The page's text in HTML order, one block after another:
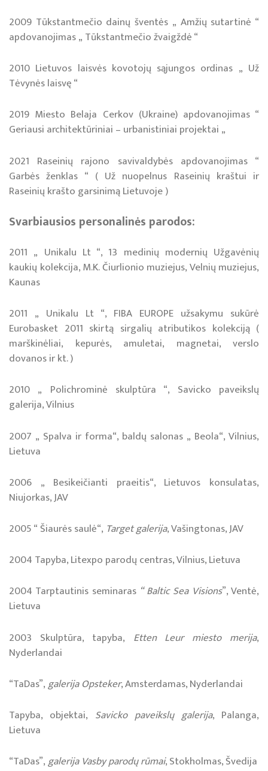
2009 Tūkstantmečio dainų šventės „ Amžių sutartinė “
apdovanojimas „ Tūkstantmečio žvaigždė “
2010 Lietuvos laisvės kovotojų sąjungos ordinas „ Už
Tėvynės laisvę “
2019 Miesto Belaja Cerkov (Ukraine) apdovanojimas “
Geriausi architektūriniai – urbanistiniai projektai „
2021 Raseinių rajono savivaldybės apdovanojimas “
Garbės ženklas “ ( Už nuopelnus Raseinių kraštui ir
Raseinių krašto garsinimą Lietuvoje )
Svar­biau­sios per­so­na­li­nės pa­ro­dos:
2011 „ Unikalu Lt “, 13 medinių modernių Užgavėnių
kaukių kolekcija, M.K. Čiurlionio muziejus, Velnių muziejus,
Kaunas
2011 „ Unikalu Lt “, FIBA EUROPE užsakymu sukūrė
Eurobasket 2011 skirtą sirgalių atributikos kolekciją (
marškinėliai, kepurės, amuletai, magnetai, verslo
dovanos ir kt. )
2010 „ Polichrominė skulptūra “, Savicko paveikslų
galerija, Vilnius
2007 „ Spalva ir forma“, baldų salonas „ Beola“, Vilnius,
Lietuva
2006 „ Besikeičianti praeitis“, Lietuvos konsulatas,
Niujorkas, JAV
2005 “ Šiaurės saulė“, Target galerija, Vašingtonas, JAV
2004 Tapyba, Litexpo parodų centras, Vilnius, Lietuva
2004 Tarptautinis seminaras “ Baltic Sea Visions”, Ventė,
Lietuva
2003 Skulptūra, tapyba, Etten Leur miesto merija,
Nyderlandai
“TaDas”,galerija Opsteker, Amsterdamas, Nyderlandai
Tapyba, objektai, Savicko paveikslų galerija, Palanga,
Lietuva
“TaDas”,galerija Vasby parodų rūmai, Stokholmas, Švedija